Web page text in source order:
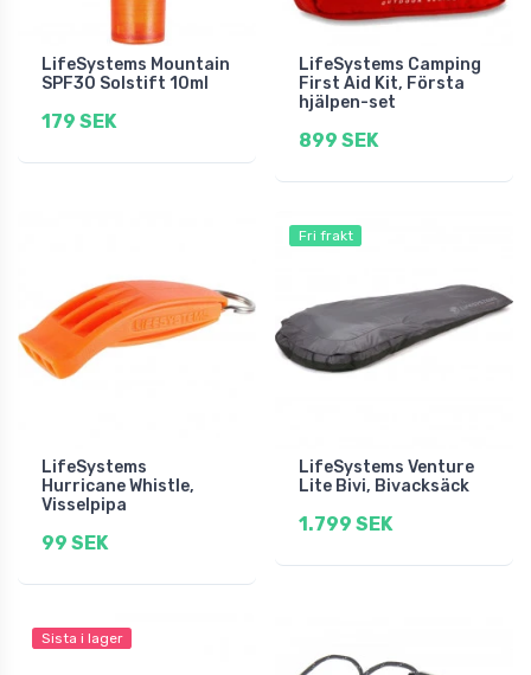
LifeSystems Mountain
SPF30 Solstift 10ml
179 SEK
LifeSystems Camping
First Aid Kit, Första
hjälpen-set
899 SEK
LifeSystems
Hurricane Whistle,
Visselpipa
99 SEK
Fri frakt
LifeSystems Venture
Lite Bivi, Bivacksäck
1.799 SEK
Sista i lager